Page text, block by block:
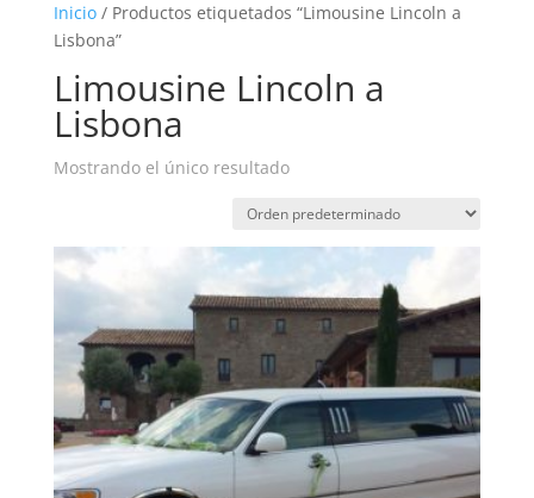
Inicio/ Productos etiquetados “Limousine Lincoln a
Lisbona”
Limousine Lincoln a
Lisbona
Mostrando el único resultado